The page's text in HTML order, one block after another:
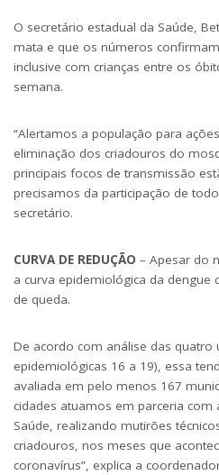
O secretário estadual da Saúde,
mata e que os números
inclusive com crianças entre os
semana.
“Alertamos a população para
eliminação dos criadouros do
principais focos de transmissão
precisamos da participação de
secretário.
CURVA DE REDUÇÃO – Apesar do
a curva epidemiológica da dengue
de queda.
De acordo com análise das quatro
epidemiológicas 16 a 19), essa
avaliada em pelo menos 167
cidades atuamos em parceria com
Saúde, realizando mutirões
criadouros, nos meses que
coronavírus”, explica a